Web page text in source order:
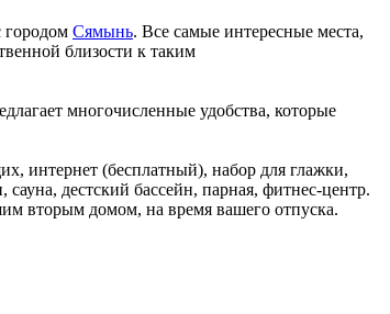
городом Сямынь. Все самые интересные места,
близости к таким
многочисленные удобства, которые
интернет (бесплатный), набор для глажки,
дестский бассейн, парная, фитнес-центр.
вторым домом, на время вашего отпуска.